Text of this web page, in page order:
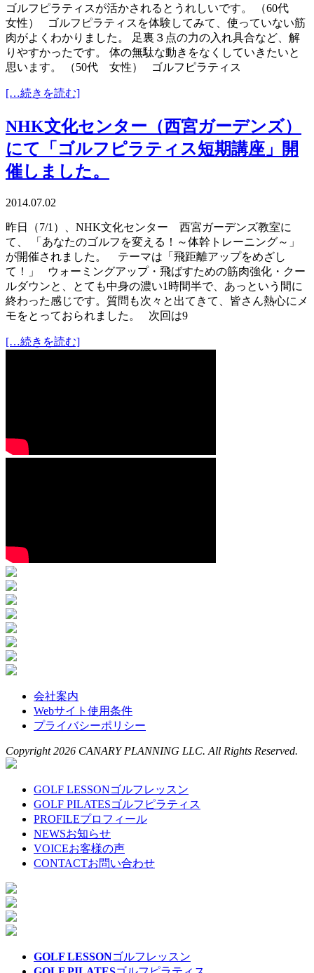
ゴルフピラティスが活かされるとうれしいです。 （60代
女性） ゴルフピラティスを体験してみて、使っていない筋
肉がよくわかりました。 足裏３点の力の入れ具合など、解
りやすかったです。 体の無駄な動きをなくしていきたいと
思います。 （50代 女性） ゴルフピラティス
[…続きを読む]
NHK文化センター（西宮ガーデンズ）
にて「ゴルフピラティス短期講座」開
催しました。
2014.07.02
昨日（7/1）、NHK文化センター 西宮ガーデンズ教室に
て、 「あなたのゴルフを変える！～体幹トレーニング～」
が開催されました。 テーマは「飛距離アップをめざし
て！」 ウォーミングアップ・飛ばすための筋肉強化・クー
ルダウンと、とても中身の濃い1時間半で、あっという間に
終わった感じです。質問も次々と出てきて、皆さん熱心にメ
モをとっておられました。 次回は9
[…続きを読む]
会社案内
Webサイト使用条件
プライバシーポリシー
Copyright 2026 CANARY PLANNING LLC. All Rights Reserved.
GOLF LESSONゴルフレッスン
GOLF PILATESゴルフピラティス
PROFILEプロフィール
NEWSお知らせ
VOICEお客様の声
CONTACTお問い合わせ
GOLF LESSONゴルフレッスン